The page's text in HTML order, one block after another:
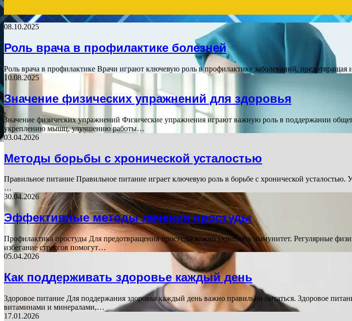
08.10.2025
Роль врача в профилактике болезней
Роль врача в профилактике Врачи играют ключевую роль в профилактике заболеваний,
10.08.2025
Значение физических упражнений для здоровья
Значение физических упражнений Физические упражнения играют важную роль в поддержании
укреплению мышц, улучшению работы…
03.04.2026
Методы борьбы с хронической усталостью
Правильное питание Правильное питание играет ключевую роль в борьбе с хронической
…
30.04.2026
Эффективные методы лечения простуды
Профилактика простуды Для предотвращения простуды важно укреплять иммунитет. Регулярные
избегание стрессов помогут…
05.04.2026
Как поддерживать здоровье каждый день
Здоровое питание Для поддержания здоровья каждый день важно правильно питаться. Здоровое
витаминами и минералами,…
17.01.2026